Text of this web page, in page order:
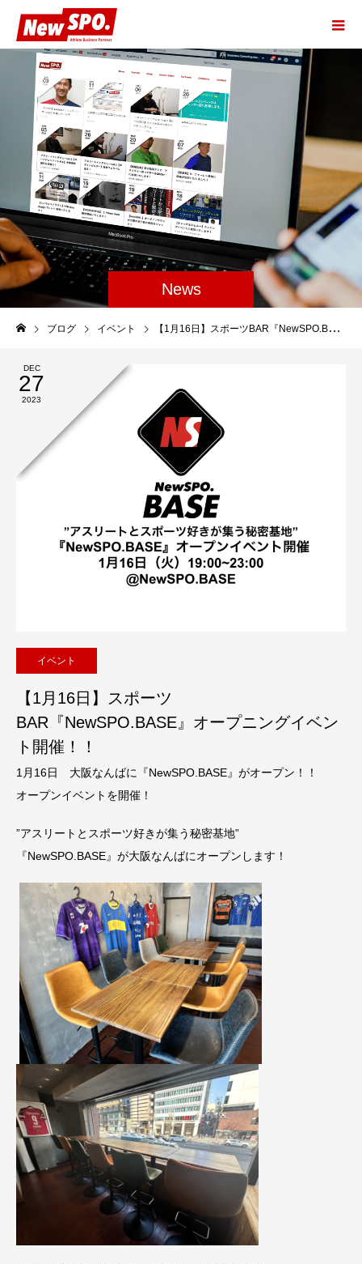
News
ブログ イベント 【1月16日】スポーツBAR『NewSPO.BASE』オープニングイベント開催！！
DEC
27
2023
イベント
【1月16日】スポーツ
BAR『NewSPO.BASE』オープニングイベン
ト開催！！
1月16日 大阪なんばに『NewSPO.BASE』がオープン！！
オープンイベントを開催！
”アスリートとスポーツ好きが集う秘密基地”
『NewSPO.BASE』が大阪なんばにオープンします！